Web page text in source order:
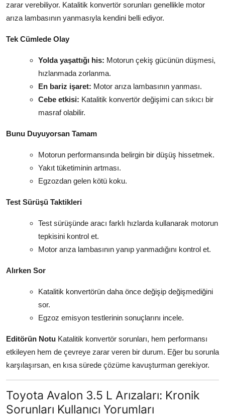
zarar verebiliyor. Katalitik konvertör sorunları genellikle motor
arıza lambasının yanmasıyla kendini belli ediyor.
Tek Cümlede Olay
Yolda yaşattığı his: Motorun çekiş gücünün düşmesi,
hızlanmada zorlanma.
En bariz işaret: Motor arıza lambasının yanması.
Cebe etkisi: Katalitik konvertör değişimi can sıkıcı bir
masraf olabilir.
Bunu Duyuyorsan Tamam
Motorun performansında belirgin bir düşüş hissetmek.
Yakıt tüketiminin artması.
Egzozdan gelen kötü koku.
Test Sürüşü Taktikleri
Test sürüşünde aracı farklı hızlarda kullanarak motorun
tepkisini kontrol et.
Motor arıza lambasının yanıp yanmadığını kontrol et.
Alırken Sor
Katalitik konvertörün daha önce değişip değişmediğini
sor.
Egzoz emisyon testlerinin sonuçlarını incele.
Editörün Notu Katalitik konvertör sorunları, hem performansı
etkileyen hem de çevreye zarar veren bir durum. Eğer bu sorunla
karşılaşırsan, en kısa sürede çözüme kavuşturman gerekiyor.
Toyota Avalon 3.5 L Arızaları: Kronik
Sorunları Kullanıcı Yorumları